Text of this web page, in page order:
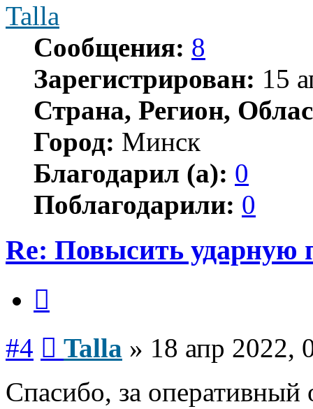
Talla
Сообщения: 8
Зарегистрирован: 15
Страна, Регион,
Город: Минск
Благодарил (а): 0
Поблагодарили: 0
Re: Повысить ударную
#4 Talla » 18 апр 2022,
Спасибо, за